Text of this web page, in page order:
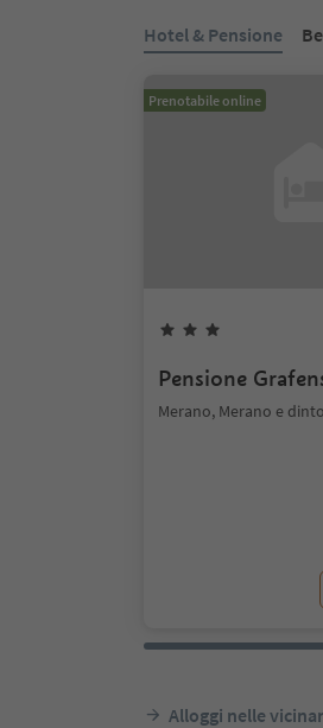
Hotel & Pensione
Prenotabile online
Pensione
Merano, Merano e
Alloggi nelle